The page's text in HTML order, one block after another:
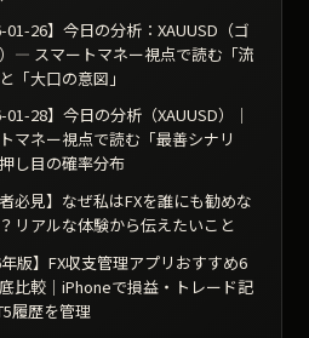
01-26】今日の分析：XAUUSD（ゴ
— スマートマネー視点で読む「流
「大口の意図」
01-28】今日の分析（XAUUSD）｜
マネー視点で読む「最善シナリ
し目の確率分布
者必見】なぜ私はFXを誰にも勧めな
リアルな体験から伝えたいこと
年版】FX収支管理アプリおすすめ6
比較｜iPhoneで損益・トレード記
履歴を管理